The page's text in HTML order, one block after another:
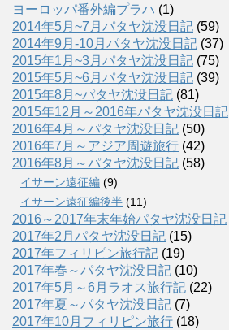
ヨーロッパ番外編プラハ (1)
2014年5月~7月パタヤ沈没日記 (59)
2014年9月-10月パタヤ沈没日記 (37)
2015年1月~3月パタヤ沈没日記 (75)
2015年5月~6月パタヤ沈没日記 (39)
2015年8月~パタヤ沈没日記 (81)
2015年12月～2016年パタヤ沈没日記
2016年4月～パタヤ沈没日記 (50)
2016年7月～アジア周遊旅行 (42)
2016年8月～パタヤ沈没日記 (58)
イサーン遠征編 (9)
イサーン遠征編後半 (11)
2016～2017年末年始パタヤ沈没日記
2017年2月パタヤ沈没日記 (15)
2017年フィリピン旅行記 (19)
2017年春～パタヤ沈没日記 (10)
2017年5月～6月ラオス旅行記 (22)
2017年夏～パタヤ沈没日記 (7)
2017年10月フィリピン旅行 (18)